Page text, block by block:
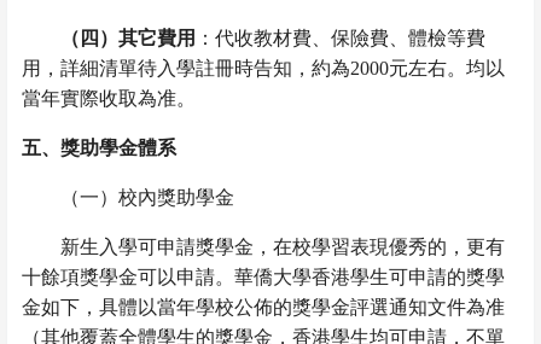
（四）其它費用 ：代收教材費、保險費、體檢等費
用，詳細清單待入學註冊時告知，約為2000元左右。均以
當年實際收取為准。
五、獎助學金體系
（一）校內獎助學金
新生入學可申請獎學金，在校學習表現優秀的，更有
十餘項獎學金可以申請。華僑大學香港學生可申請的獎學
金如下，具體以當年學校公佈的獎學金評選通知文件為准
（其他覆蓋全體學生的獎學金，香港學生均可申請，不單